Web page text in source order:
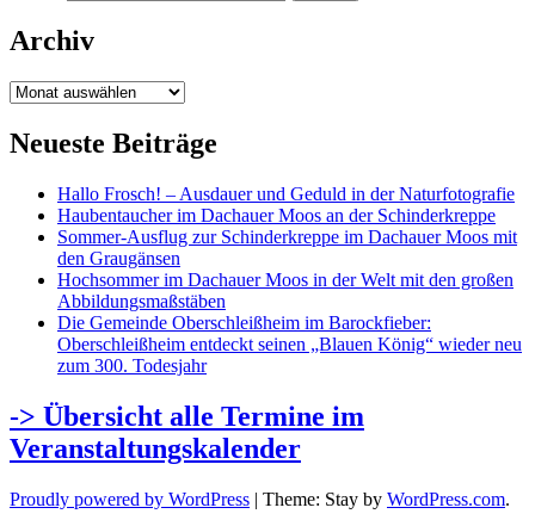
Archiv
Archiv
Neueste Beiträge
Hallo Frosch! – Ausdauer und Geduld in der Naturfotografie
Haubentaucher im Dachauer Moos an der Schinderkreppe
Sommer-Ausflug zur Schinderkreppe im Dachauer Moos mit
den Graugänsen
Hochsommer im Dachauer Moos in der Welt mit den großen
Abbildungsmaßstäben
Die Gemeinde Oberschleißheim im Barockfieber:
Oberschleißheim entdeckt seinen „Blauen König“ wieder neu
zum 300. Todesjahr
-> Übersicht alle Termine im
Veranstaltungskalender
Proudly powered by WordPress | Theme: Stay by WordPress.com.